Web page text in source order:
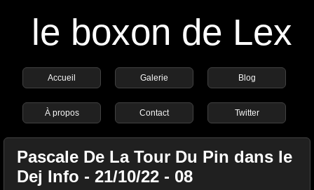
le boxon de Lex
Accueil Galerie Blog
À propos Contact Twitter
Pascale De La Tour Du Pin dans le
Dej Info - 21/10/22 - 08